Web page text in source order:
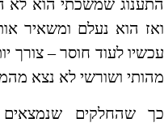
התענוג שמשכתי הוא לא
ואז הוא נעלם ומשאיר
עכשיו לעוד חוסר – צורך
מהותי ושורשי לא נצא
כך שהחלקים